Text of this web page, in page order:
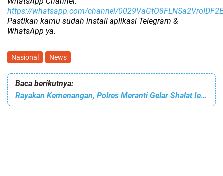
https://whatsapp.com/channel/0029VaGtO8FLNSa2VroIDF2E
Pastikan kamu sudah install aplikasi Telegram &
WhatsApp ya.
Nasional News
Baca berikutnya:
Rayakan Kemenangan, Polres Meranti Gelar Shalat Ied dan Halal Bihalal